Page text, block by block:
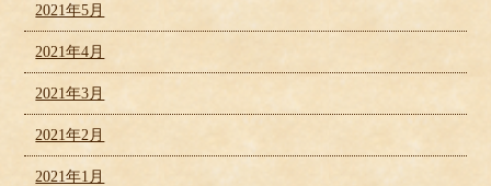
2021年5月
2021年4月
2021年3月
2021年2月
2021年1月